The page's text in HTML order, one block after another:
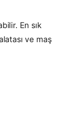
En sık
ve maş